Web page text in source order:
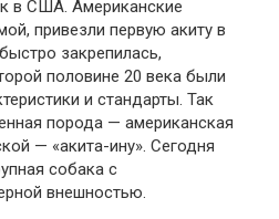
в США. Американские
привезли первую акиту в
закрепилась,
половине 20 века были
и стандарты. Так
порода — американская
— «акита-ину». Сегодня
собака с
внешностью.